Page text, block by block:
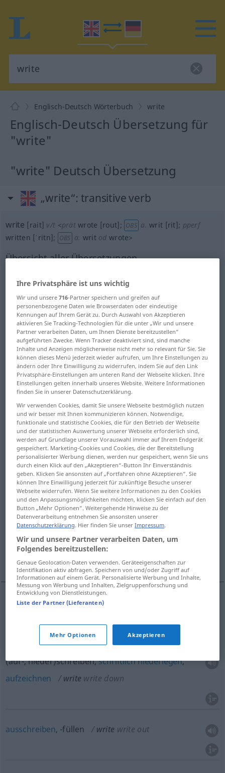
Englisch-Deutsch Wörterbuch write
Englisch-Deutsch Übersetzung für
"write"
"write" Deutsch Übersetzung
„write“: transitive verb
write [rait] v/t <prätwrote [rout]; OBS a. writ [rit]; pperf
written [ˈritn]; OBS a. writod wrote>
Übersicht aller Übersetzungen
auf-, niederschreiben, schriftlich niederlegen,
aufzeichnen
ausschreiben, -füllen
beschreiben, vollschreiben
schreiben, schriftlich mitteilen
abschließen schreiben, verfassen
schreiben über, beschreiben, darstellen
sich schreiben, sich nennen, sich bezeichnen
als
schreiben, berichten
Weitere Übersetzungen...
(auf-, nieder)schreiben,schriftlichniederlegen,
aufzeichnen
write write down
ausschreiben, -füllen write write out
Ihre Privatsphäre ist uns wichtig
Wir und unsere716-Partner speichern und greifen auf
personenbezogene Daten wie Browserdaten oder eindeutige
Kennungen auf Ihrem Gerät zu. Durch Auswahl von Akzeptieren
aktivieren Sie Tracking-Technologien für die unter „Wir und unsere
Partner verarbeiten Daten, um Ihnen Dienste bereitzustellen“
aufgeführten Zwecke. Wenn Tracker deaktiviert sind, sind manche
Inhalte und Anzeigen möglicherweise nicht mehr so relevant für Sie. Sie
können dieses Menü jederzeit wieder aufrufen, um Ihre Einstellungen zu
ändern oder Ihre Einwilligung zu widerrufen, indem Sie auf den Link
Privatsphäre-Einstellungen am unteren Rand der Webseite klicken. Ihre
Einstellungen gelten innerhalb unseres Website. Weitere Informationen
finden Sie in unserer Datenschutzerklärung.
Wir verwenden Cookies, damit Sie unsere Webseite bestmöglich nutzen
und wir besser mit Ihnen kommunizieren können. Notwendige,
funktionale und statistische Cookies, die für den Betrieb der Webseite
und der statistischen Auswertung unserer Webseite erforderlich sind,
werden auf Grundlage unserer Vorauswahl immer auf Ihrem Endgerät
gespeichert. Marketing-Cookies und Cookies, die der Bereitstellung
personalisierter Werbung dienen, werden nur gespeichert, wenn Sie uns
durch einen Klick auf den „Akzeptieren“-Button Ihr Einverständnis
geben. Klicken Sie ansonsten auf „Fortfahren ohne Akzeptieren“. Sie
können Ihre Einwilligung jederzeit für zukünftige Besuche unserer
Webseite widerrufen. Wenn Sie weitere Informationen zu den Cookies
und den Anpassungsmöglichkeiten möchten, klicken Sie einfach auf den
Button „Mehr Optionen“. Weitergehende Hinweise zu der
Datenverarbeitung entnehmen Sie ansonsten unserer
Datenschutzerklärung. Hier finden Sie unserImpressum.
Wir und unsere Partner verarbeiten Daten, um
Folgendes bereitzustellen:
Genaue Geolocation-Daten verwenden. Geräteeigenschaften zur
Identifikation aktiv abfragen. Speichern von und/oder Zugriff auf
Informationen auf einem Gerät. Personalisierte Werbung und Inhalte,
Messung von Werbung und Inhalten, Zielgruppenforschung und
Entwicklung von Dienstleistungen.
Liste der Partner (Lieferanten)
Mehr Optionen Akzeptieren